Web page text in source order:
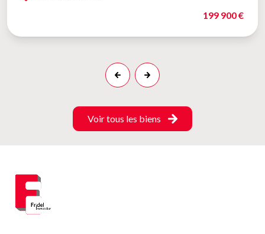
199 900 €
Voir tous les biens